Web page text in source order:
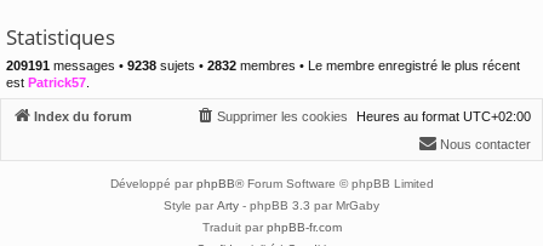
Statistiques
209191 messages • 9238 sujets • 2832 membres • Le membre enregistré le plus récent
est Patrick57
Index du forum Heures au format UTC+02:00
Supprimer les cookies
Nous contacter
Développé par phpBB® Forum Software © phpBB Limited
Style par Arty - phpBB 3.3 par MrGaby
Traduit par phpBB-fr.com